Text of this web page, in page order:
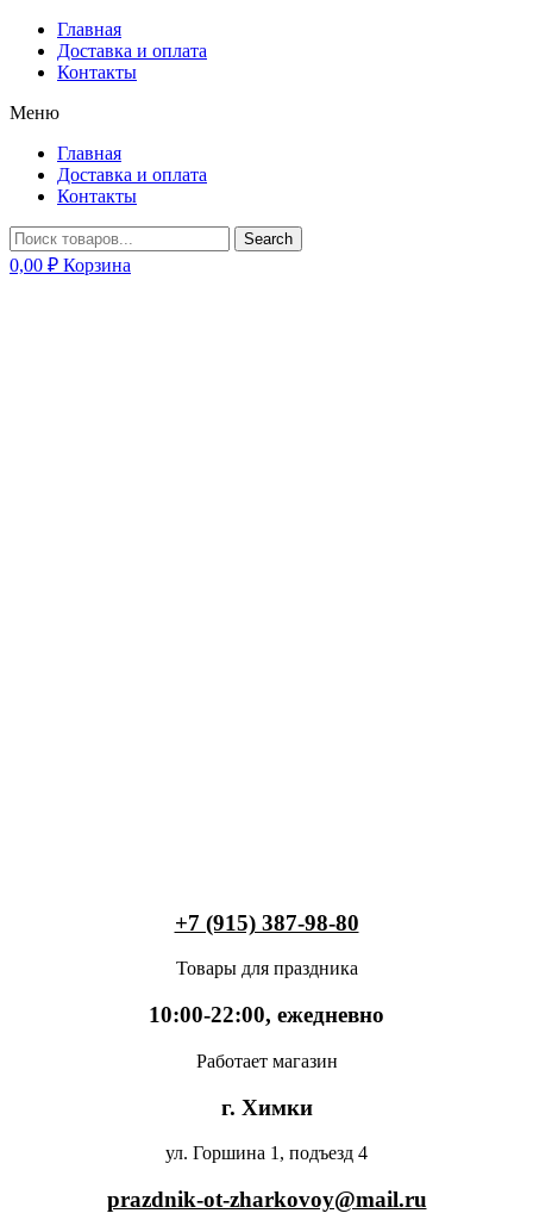
Главная
Доставка и оплата
Контакты
Меню
Главная
Доставка и оплата
Контакты
Search
0,00 ₽ Корзина
+7 (915) 387-98-80
Товары для праздника
10:00-22:00, ежедневно
Работает магазин
г. Химки
ул. Горшина 1, подъезд 4
prazdnik-ot-zharkovoy@mail.ru